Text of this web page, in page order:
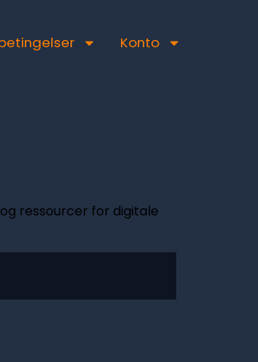
Konto
ressourcer for digitale